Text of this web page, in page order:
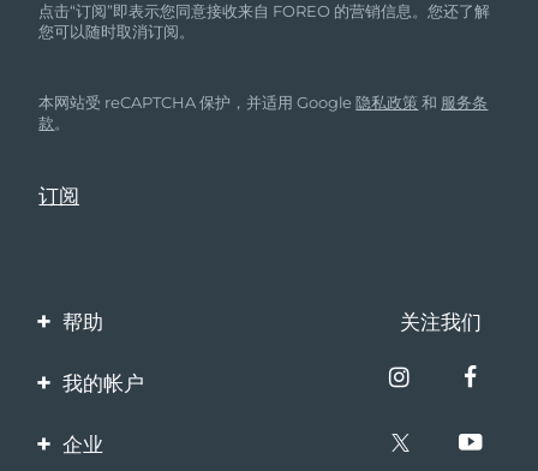
点击“订阅”即表示您同意接收来自 FOREO 的营销信息。您还了解
您可以随时取消订阅。
本网站受 reCAPTCHA 保护，并适用 Google隐私政策 和 服务条
款。
帮助
联系我们
保修与退换货
关注我们
我的帐户
产品注册
企业